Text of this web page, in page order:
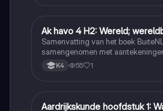
Aardrijkskunde
Ak havo 4 H2: Wereld;
Samenvatting van het boek
samengenomen met
K4 55 1
Aardrijkskunde
Aardrijkskunde hoofdstuk 1: